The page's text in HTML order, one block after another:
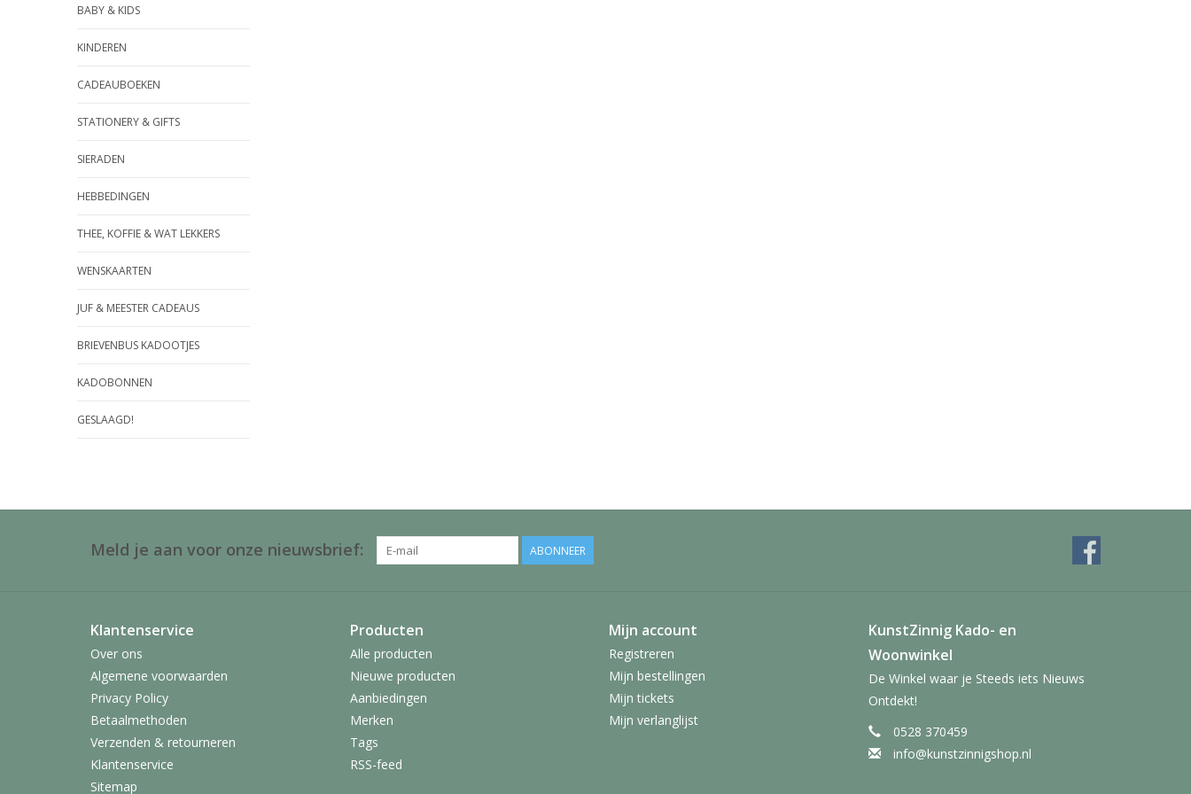
BABY & KIDS
KINDEREN
CADEAUBOEKEN
STATIONERY & GIFTS
SIERADEN
HEBBEDINGEN
THEE, KOFFIE & WAT LEKKERS
WENSKAARTEN
JUF & MEESTER CADEAUS
BRIEVENBUS KADOOTJES
KADOBONNEN
GESLAAGD!
Meld je aan voor onze nieuwsbrief: ABONNEER
Klantenservice
Over ons
Algemene voorwaarden
Privacy Policy
Betaalmethoden
Verzenden & retourneren
Klantenservice
Sitemap
Producten
Alle producten
Nieuwe producten
Aanbiedingen
Merken
Tags
RSS-feed
Mijn account
Registreren
Mijn bestellingen
Mijn tickets
Mijn verlanglijst
KunstZinnig Kado- en
Woonwinkel
De Winkel waar je Steeds iets Nieuws
Ontdekt!
0528 370459
info@kunstzinnigshop.nl